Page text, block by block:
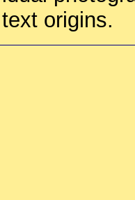
origins.